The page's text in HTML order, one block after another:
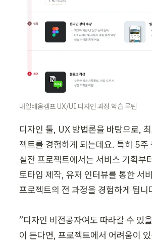
내일배움캠프 UX/UI 디자인 과정 학습 루틴
디자인 툴, UX 방법론을 바탕으로,
젝트를 경험하게 되는데요. 특히 5주
실전 프로젝트에서는 서비스 기획부
토타입 제작, 유저 인터뷰를 통한 서
프로젝트의 전 과정을 경험하게 됩니
”디자인 비전공자여도 따라갈 수 있
이 든다면, 프로젝트에서 어려움이